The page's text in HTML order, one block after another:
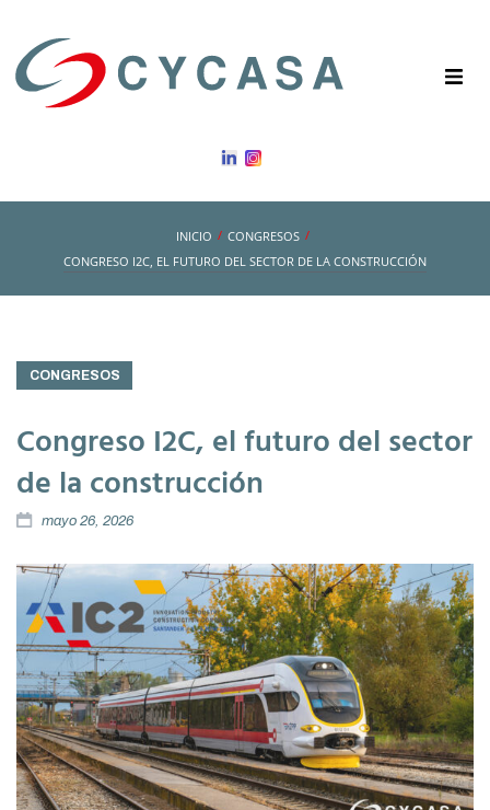
INICIO / CONGRESOS /
CONGRESO I2C, EL FUTURO DEL SECTOR DE LA CONSTRUCCIÓN
CONGRESOS
Congreso I2C, el futuro del sector
de la construcción
mayo 26, 2026